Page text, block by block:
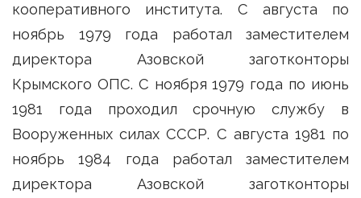
кооперативного института. С августа по
ноябрь 1979 года работал заместителем
директора Азовской заготконторы
Крымского ОПС. С ноября 1979 года по июнь
1981 года проходил срочную службу в
Вооруженных силах СССР. С августа 1981 по
ноябрь 1984 года работал заместителем
директора Азовской заготконторы